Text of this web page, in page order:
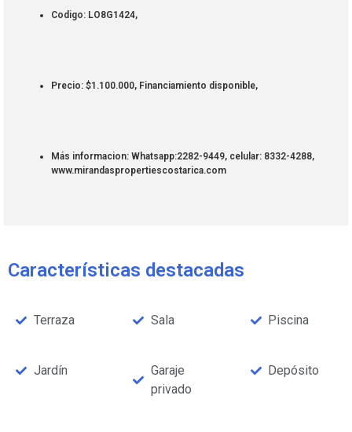
Codigo: LO8G1424,
Precio: $1.100.000, Financiamiento disponible,
Más informacion: Whatsapp:2282-9449, celular: 8332-4288,
www.mirandaspropertiescostarica.com
Características destacadas
Terraza Sala Piscina
Jardín
Garaje
privado
Depósito